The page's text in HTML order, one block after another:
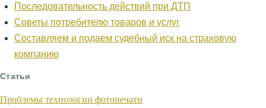
Последовательность действий при ДТП
Советы потребителю товаров и услуг
Составляем и подаем судебный иск на страховую
компанию
Статьи
Проблемы технологии фотопечати